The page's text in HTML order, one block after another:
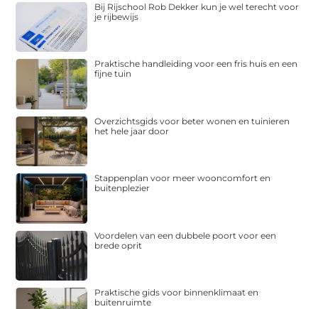
Bij Rijschool Rob Dekker kun je wel terecht voor
je rijbewijs
Praktische handleiding voor een fris huis en een
fijne tuin
Overzichtsgids voor beter wonen en tuinieren
het hele jaar door
Stappenplan voor meer wooncomfort en
buitenplezier
Voordelen van een dubbele poort voor een
brede oprit
Praktische gids voor binnenklimaat en
buitenruimte